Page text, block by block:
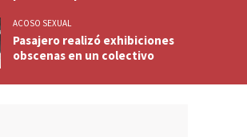
ACOSO SEXUAL
Pasajero realizó exhibiciones
obscenas en un colectivo